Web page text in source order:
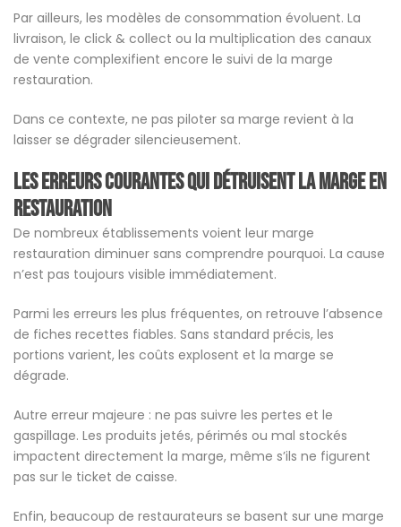
Par ailleurs, les modèles de consommation évoluent. La
livraison, le click & collect ou la multiplication des canaux
de vente complexifient encore le suivi de la marge
restauration.
Dans ce contexte, ne pas piloter sa marge revient à la
laisser se dégrader silencieusement.
Les erreurs courantes qui détruisent la marge en
restauration
De nombreux établissements voient leur marge
restauration diminuer sans comprendre pourquoi. La cause
n’est pas toujours visible immédiatement.
Parmi les erreurs les plus fréquentes, on retrouve l’absence
de fiches recettes fiables. Sans standard précis, les
portions varient, les coûts explosent et la marge se
dégrade.
Autre erreur majeure : ne pas suivre les pertes et le
gaspillage. Les produits jetés, périmés ou mal stockés
impactent directement la marge, même s’ils ne figurent
pas sur le ticket de caisse.
Enfin, beaucoup de restaurateurs se basent sur une marge